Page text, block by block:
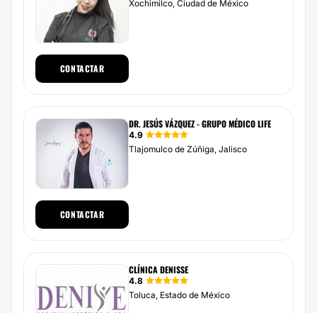
Xochimilco, Ciudad de México
CONTACTAR
DR. JESÚS VÁZQUEZ - GRUPO MÉDICO LIFE
4.9
Tlajomulco de Zúñiga, Jalisco
CONTACTAR
CLÍNICA DENISSE
4.8
Toluca, Estado de México